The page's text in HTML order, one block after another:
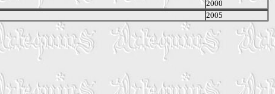
2000
2005